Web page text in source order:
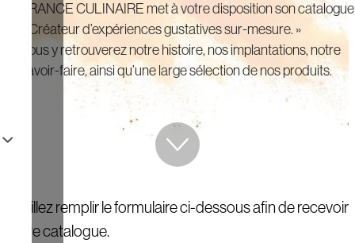
FRANCE CULINAIRE met à votre disposition son catalogue
« Créateur d’expériences gustatives sur-mesure. »
Vous y retrouverez notre histoire, nos implantations, notre
savoir-faire, ainsi qu’une large sélection de nos produits.
Veuillez remplir le formulaire ci-dessous afin de recevoir
notre catalogue.